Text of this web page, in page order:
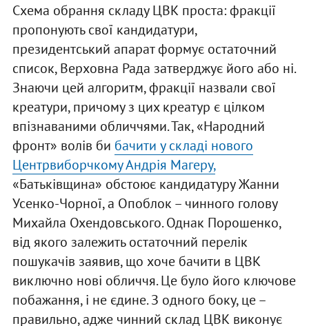
Схема обрання складу ЦВК проста: фракції
пропонують свої кандидатури,
президентський апарат формує остаточний
список, Верховна Рада затверджує його або ні.
Знаючи цей алгоритм, фракції назвали свої
креатури, причому з цих креатур є цілком
впізнаваними обличчями. Так, «Народний
фронт» волів би бачити у складі нового
Центрвиборчкому Андрія Магеру,
«Батьківщина» обстоює кандидатуру Жанни
Усенко-Чорної, а Опоблок – чинного голову
Михайла Охендовського. Однак Порошенко,
від якого залежить остаточний перелік
пошукачів заявив, що хоче бачити в ЦВК
виключно нові обличчя. Це було його ключове
побажання, і не єдине. З одного боку, це –
правильно, адже чинний склад ЦВК виконує